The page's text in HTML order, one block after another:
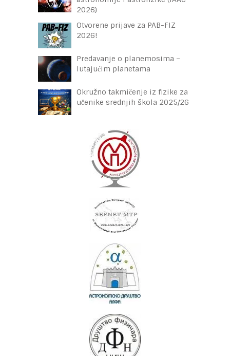
2026)
Otvorene prijave za PAB-FIZ
2026!
Predavanje o planemosima –
lutajućim planetama
Okružno takmičenje iz fizike za
učenike srednjih škola 2025/26